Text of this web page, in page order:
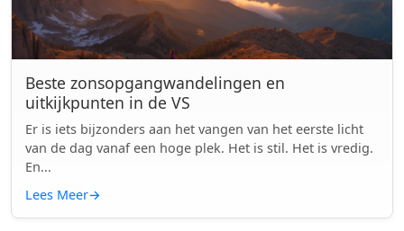
Beste zonsopgangwandelingen en
uitkijkpunten in de VS
Er is iets bijzonders aan het vangen van het eerste licht
van de dag vanaf een hoge plek. Het is stil. Het is vredig.
En...
Lees Meer→